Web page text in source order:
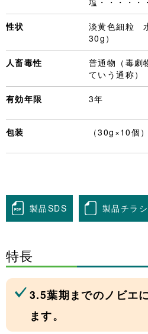
性状
淡黄色細粒
30g）
人畜毒性
普通物（毒劇
ていう通称）
有効年限 3年
包装 （30g×10個
製品SDS 製品チラシ
特長
3.5葉期までのノビエ
ます。